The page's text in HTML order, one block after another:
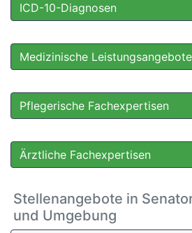
ICD-10-Diagnosen
Medizinische Leistungsangebote
Pflegerische Fachexpertisen
Ärztliche Fachexpertisen
Stellenangebote in
und Umgebung